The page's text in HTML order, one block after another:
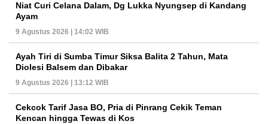
Niat Curi Celana Dalam, Dg Lukka Nyungsep di Kandang
Ayam
9 Agustus 2026 | 14:02 WIB
Ayah Tiri di Sumba Timur Siksa Balita 2 Tahun, Mata
Diolesi Balsem dan Dibakar
9 Agustus 2026 | 13:12 WIB
Cekcok Tarif Jasa BO, Pria di Pinrang Cekik Teman
Kencan hingga Tewas di Kos